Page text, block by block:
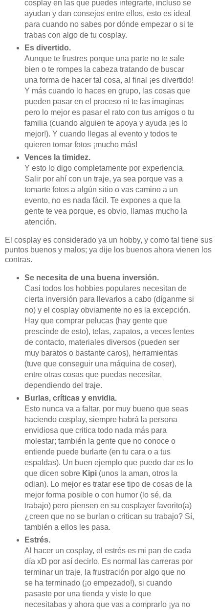
cosplay en las que puedes integrarte, incluso se
ayudan y dan consejos entre ellos, esto es ideal
para cuando no sabes por dónde empezar o si te
trabas con algo de tu cosplay.
Es divertido.
Aunque te frustres porque una parte no te sale
bien o te rompes la cabeza tratando de buscar
una forma de hacer tal cosa, al final ¡es divertido!
Y más cuando lo haces en grupo, las cosas que
pueden pasar en el proceso ni te las imaginas
pero lo mejor es pasar el rato con tus amigos o tu
familia (cuando alguien te apoya y ayuda ¡es lo
mejor!). Y cuando llegas al evento y todos te
quieren tomar fotos ¡mucho más!
Vences la timidez.
Y esto lo digo completamente por experiencia.
Salir por ahí con un traje, ya sea porque vas a
tomarte fotos a algún sitio o vas camino a un
evento, no es nada fácil. Te expones a que la
gente te vea porque, es obvio, llamas mucho la
atención.
El cosplay es considerado ya un hobby, y como tal tiene sus
puntos buenos y malos; ya dije los buenos ahora vienen los
contras.
Se necesita de una buena inversión.
Casi todos los hobbies populares necesitan de
cierta inversión para llevarlos a cabo (díganme si
no) y el cosplay obviamente no es la excepción.
Hay que comprar pelucas (hay gente que
prescinde de esto), telas, zapatos, a veces lentes
de contacto, materiales diversos (pueden ser
muy baratos o bastante caros), herramientas
(tuve que conseguir una máquina de coser),
entre otras cosas que puedas necesitar,
dependiendo del traje.
Burlas, críticas y envidia.
Esto nunca va a faltar, por muy bueno que seas
haciendo cosplay, siempre habrá la persona
envidiosa que critica todo nada más para
molestar; también la gente que no conoce o
entiende puede burlarte (en tu cara o a tus
espaldas). Un buen ejemplo que puedo dar es lo
que dicen sobre Kipi(unos la aman, otros la
odian). Lo mejor es tratar ese tipo de cosas de la
mejor forma posible o con humor (lo sé, da
trabajo) pero piensen en su cosplayer favorito(a)
¿creen que no se burlan o critican su trabajo? Sí,
también a ellos les pasa.
Estrés.
Al hacer un cosplay, el estrés es mi pan de cada
día xD por así decirlo. Es normal las carreras por
terminar un traje, la frustración por algo que no
se ha terminado (¡o empezado!), si cuando
pasaste por una tienda y viste lo que
necesitabas y ahora que vas a comprarlo ¡ya no